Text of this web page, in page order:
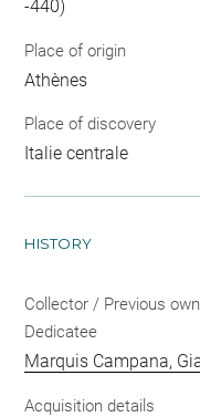
-440)
Place of origin
Athènes
Place of discovery
Italie centrale
HISTORY
Collector / Previous
Dedicatee
Marquis Campana,
Acquisition details